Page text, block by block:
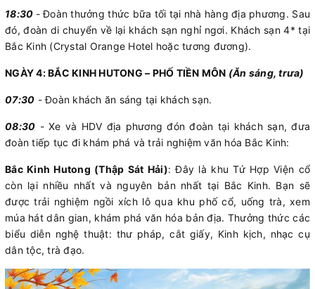
18:30 - Đoàn thưởng thức bữa tối tại nhà hàng địa phương. Sau
đó, đoàn di chuyển về lại khách sạn nghỉ ngơi. Khách sạn 4* tại
Bắc Kinh (Crystal Orange Hotel hoặc tương đương).
NGÀY 4: BẮC KINH HUTONG – PHỐ TIỀN MÔN (Ăn sáng, trưa)
07:30 - Đoàn khách ăn sáng tại khách sạn.
08:30 - Xe và HDV địa phương đón đoàn tại khách sạn, đưa
đoàn tiếp tục đi khám phá và trải nghiệm văn hóa Bắc Kinh:
Bắc Kinh Hutong (Thập Sát Hải): Đây là khu Tứ Hợp Viện cổ
còn lại nhiều nhất và nguyên bản nhất tại Bắc Kinh. Bạn sẽ
được trải nghiệm ngồi xích lô qua khu phố cổ, uống trà, xem
múa hát dân gian, khám phá văn hóa bản địa. Thưởng thức các
biểu diễn nghệ thuật: thư pháp, cắt giấy, Kinh kịch, nhạc cụ
dân tộc, trà đạo.